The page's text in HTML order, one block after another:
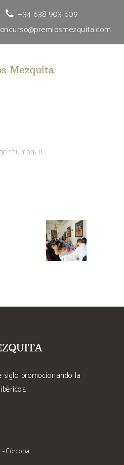
+34 638 903 609
siglo promocionando la
Córdoba